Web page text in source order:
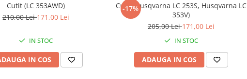
Cutit (LC 353AWD)
210,00 Lei171,00 Lei
IN STOC
IN COS
-17%
Cutit (Husqvarna LC 253S, Husqvarna LC
353V)
205,00 Lei171,00 Lei
IN STOC
ADAUGA IN COS